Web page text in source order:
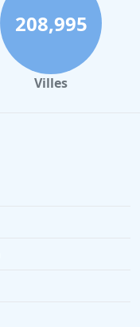
208,995
Villes